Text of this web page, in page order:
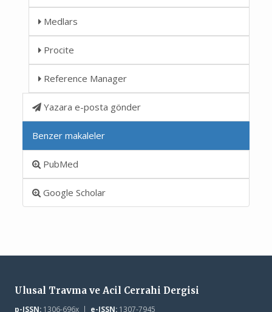
Medlars
Procite
Reference Manager
Yazara e-posta gönder
Benzer makaleler
PubMed
Google Scholar
Ulusal Travma ve Acil Cerrahi Dergisi
p-ISSN:1306-696x | e-ISSN:1307-7945